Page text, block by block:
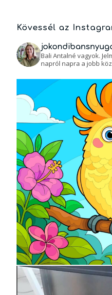
Kövessél az
Bali Antalné vagyok.
napról napra a jobb